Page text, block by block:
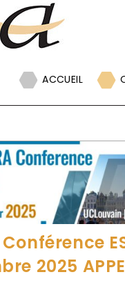
cookies
ACCUEIL
2025